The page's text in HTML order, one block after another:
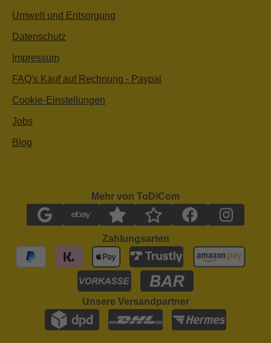
Umwelt und Entsorgung
Datenschutz
Impressum
FAQ's Kauf auf Rechnung - Paypal
Cookie-Einstellungen
Jobs
Blog
Mehr von ToDiCom
Zahlungsarten
Unsere Versandpartner